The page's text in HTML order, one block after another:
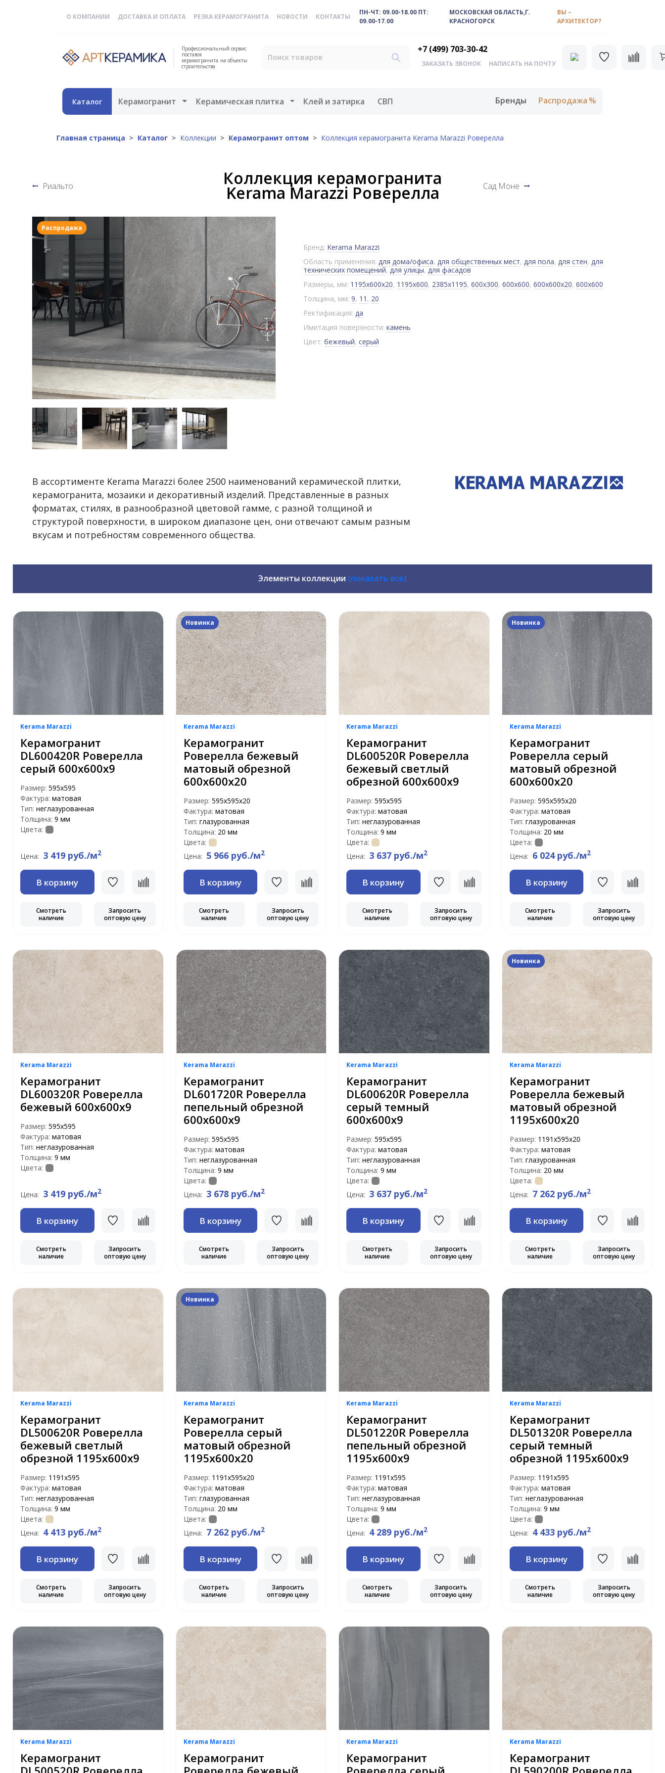
О КОМПАНИИ ДОСТАВКА И ОПЛАТА РЕЗКА КЕРАМОГРАНИТА НОВОСТИ КОНТАКТЫ
ПН-ЧТ: 09.00-18.00 ПТ:
09.00-17.00
МОСКОВСКАЯ ОБЛАСТЬ,Г.
КРАСНОГОРСК
ВЫ –
АРХИТЕКТОР?
Профессиональный сервис
поставок
керамогранита на объекты
строительства
+7 (499) 703-30-42
ЗАКАЗАТЬ ЗВОНОК НАПИСАТЬ НА ПОЧТУ
Каталог Керамогранит Открыть меню
Керамическая плитка Открыть меню
Клей и затирка СВП Бренды Распродажа
Главная страница Каталог Коллекции Керамогранит оптом Коллекция керамогранита Kerama Marazzi Роверелла
Риальто Коллекция керамогранита
Kerama Marazzi Роверелла Сад Моне
Распродажа
Бренд: Kerama Marazzi
Область применения: для дома/офиса, для общественных мест, для пола, для стен, для
технических помещений,для улицы,для фасадов
Размеры, мм: 1195x600x20, 1195x600, 2385x1195, 600x300, 600x600, 600x600x20, 600x600
Толщина, мм: 9, 11 , 20
Ректификация: да
Имитация поверхности: камень
Цвет: бежевый, серый
В ассортименте Kerama Marazzi более 2500 наименований керамической плитки,
керамогранита, мозаики и декоративный изделий. Представленные в разных
форматах, стилях, в разнообразной цветовой гамме, с разной толщиной и
структурой поверхности, в широком диапазоне цен, они отвечают самым разным
вкусам и потребностям современного общества.
Элементы коллекции (показать все)
Kerama Marazzi
Керамогранит
DL600420R Роверелла
серый 600х600х9
Размер: 595x595
Фактура: матовая
Тип: неглазурованная
Толщина: 9 мм
Цвета:
Цена: 3 419 руб./м2
В корзину
Смотреть
наличие
Запросить
оптовую цену
Новинка
Kerama Marazzi
Керамогранит
Роверелла бежевый
матовый обрезной
600x600x20
Размер: 595x595x20
Фактура: матовая
Тип: глазурованная
Толщина: 20 мм
Цвета:
Цена: 5 966 руб./м2
В корзину
Смотреть
наличие
Запросить
оптовую цену
Kerama Marazzi
Керамогранит
DL600520R Роверелла
бежевый светлый
обрезной 600х600х9
Размер: 595x595
Фактура: матовая
Тип: неглазурованная
Толщина: 9 мм
Цвета:
Цена: 3 637 руб./м2
В корзину
Смотреть
наличие
Запросить
оптовую цену
Новинка
Kerama Marazzi
Керамогранит
Роверелла серый
матовый обрезной
600x600x20
Размер: 595x595x20
Фактура: матовая
Тип: глазурованная
Толщина: 20 мм
Цвета:
Цена: 6 024 руб./м2
В корзину
Смотреть
наличие
Запросить
оптовую цену
Kerama Marazzi
Керамогранит
DL600320R Роверелла
бежевый 600х600х9
Размер: 595x595
Фактура: матовая
Тип: неглазурованная
Толщина: 9 мм
Цвета:
Цена: 3 419 руб./м2
В корзину
Смотреть
наличие
Запросить
оптовую цену
Kerama Marazzi
Керамогранит
DL601720R Роверелла
пепельный обрезной
600х600х9
Размер: 595x595
Фактура: матовая
Тип: неглазурованная
Толщина: 9 мм
Цвета:
Цена: 3 678 руб./м2
В корзину
Смотреть
наличие
Запросить
оптовую цену
Kerama Marazzi
Керамогранит
DL600620R Роверелла
серый темный
600х600х9
Размер: 595x595
Фактура: матовая
Тип: неглазурованная
Толщина: 9 мм
Цвета:
Цена: 3 637 руб./м2
В корзину
Смотреть
наличие
Запросить
оптовую цену
Новинка
Kerama Marazzi
Керамогранит
Роверелла бежевый
матовый обрезной
1195x600x20
Размер: 1191x595x20
Фактура: матовая
Тип: глазурованная
Толщина: 20 мм
Цвета:
Цена: 7 262 руб./м2
В корзину
Смотреть
наличие
Запросить
оптовую цену
Kerama Marazzi
Керамогранит
DL500620R Роверелла
бежевый светлый
обрезной 1195х600х9
Размер: 1191x595
Фактура: матовая
Тип: неглазурованная
Толщина: 9 мм
Цвета:
Цена: 4 413 руб./м2
В корзину
Смотреть
наличие
Запросить
оптовую цену
Новинка
Kerama Marazzi
Керамогранит
Роверелла серый
матовый обрезной
1195x600x20
Размер: 1191x595x20
Фактура: матовая
Тип: глазурованная
Толщина: 20 мм
Цвета:
Цена: 7 262 руб./м2
В корзину
Смотреть
наличие
Запросить
оптовую цену
Kerama Marazzi
Керамогранит
DL501220R Роверелла
пепельный обрезной
1195х600х9
Размер: 1191x595
Фактура: матовая
Тип: неглазурованная
Толщина: 9 мм
Цвета:
Цена: 4 289 руб./м2
В корзину
Смотреть
наличие
Запросить
оптовую цену
Kerama Marazzi
Керамогранит
DL501320R Роверелла
серый темный
обрезной 1195х600х9
Размер: 1191x595
Фактура: матовая
Тип: неглазурованная
Толщина: 9 мм
Цвета:
Цена: 4 433 руб./м2
В корзину
Смотреть
наличие
Запросить
оптовую цену
Kerama Marazzi
Керамогранит
Kerama Marazzi
Керамогранит
Kerama Marazzi
Керамогранит
Kerama Marazzi
Керамогранит